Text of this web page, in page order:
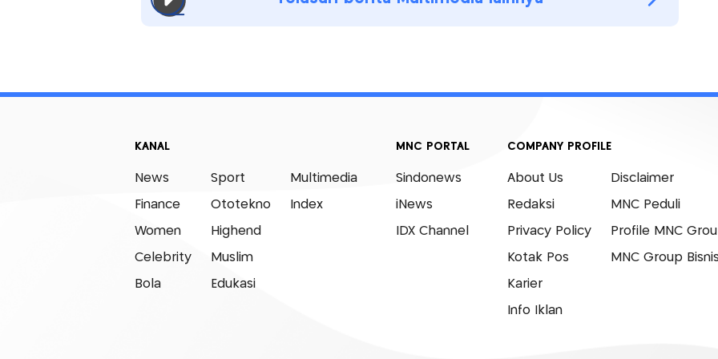
KANAL
News
Finance
Women
Celebrity
Bola
Sport
Ototekno
Highend
Muslim
Edukasi
Multimedia
Index
MNC PORTAL
Sindonews
iNews
IDX Channel
COMPANY PROFILE
About Us
Redaksi
Privacy Policy
Kotak Pos
Karier
Info Iklan
Disclaimer
MNC Peduli
Profile MNC
MNC Group